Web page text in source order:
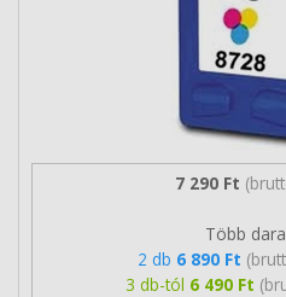
7 290 Ft
Több
2 db 6 890 Ft
3 db-tól 6 490 Ft